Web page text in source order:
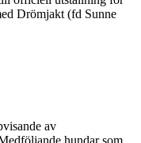
Drömjakt (fd Sunne
av